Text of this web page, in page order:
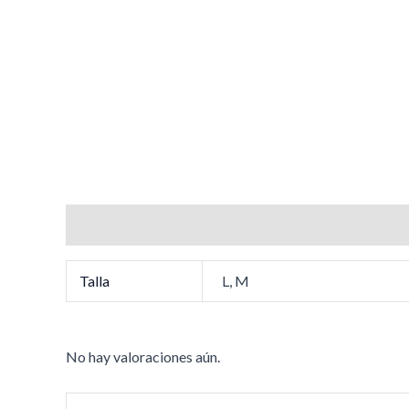
Talla L, M
No hay valoraciones aún.